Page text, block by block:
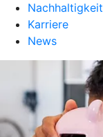
Nachhaltigkeit
Karriere
News